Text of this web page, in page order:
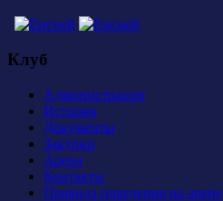
Клуб
Администрация
История
Документы
Закупки
Арена
Контакты
Правила поведения на арене